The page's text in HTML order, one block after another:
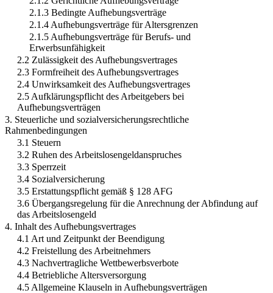
2.1.3 Bedingte Aufhebungsverträge
2.1.4 Aufhebungsverträge für Altersgrenzen
2.1.5 Aufhebungsverträge für Berufs- und
Erwerbsunfähigkeit
2.2 Zulässigkeit des Aufhebungsvertrages
2.3 Formfreiheit des Aufhebungsvertrages
2.4 Unwirksamkeit des Aufhebungsvertrages
2.5 Aufklärungspflicht des Arbeitgebers bei
Aufhebungsverträgen
3. Steuerliche und sozialversicherungsrechtliche
Rahmenbedingungen
3.1 Steuern
3.2 Ruhen des Arbeitslosengeldanspruches
3.3 Sperrzeit
3.4 Sozialversicherung
3.5 Erstattungspflicht gemäß § 128 AFG
3.6 Übergangsregelung für die Anrechnung der Abfindung auf
das Arbeitslosengeld
4. Inhalt des Aufhebungsvertrages
4.1 Art und Zeitpunkt der Beendigung
4.2 Freistellung des Arbeitnehmers
4.3 Nachvertragliche Wettbewerbsverbote
4.4 Betriebliche Altersversorgung
4.5 Allgemeine Klauseln in Aufhebungsverträgen